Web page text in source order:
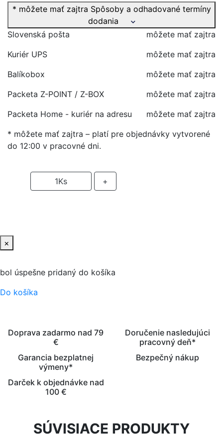
* môžete mať zajtra Spôsoby a odhadované termíny
dodania
Slovenská pošta
môžete mať zajtra
Kuriér UPS
môžete mať zajtra
Balíkobox
môžete mať zajtra
Packeta Z-POINT / Z-BOX
môžete mať zajtra
Packeta Home - kuriér na adresu
môžete mať zajtra
* môžete mať zajtra – platí pre objednávky vytvorené
do 12:00 v pracovné dni.
1Ks +
×
bol úspešne pridaný do košíka
Do košíka
Doprava zadarmo nad 79
€
Doručenie nasledujúci
pracovný deň*
Garancia bezplatnej
výmeny*
Bezpečný nákup
Darček k objednávke nad
100 €
SÚVISIACE PRODUKTY